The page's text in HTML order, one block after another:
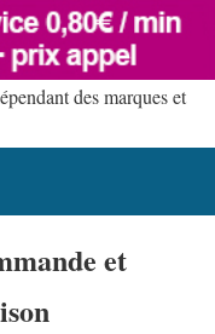
des marques et
et